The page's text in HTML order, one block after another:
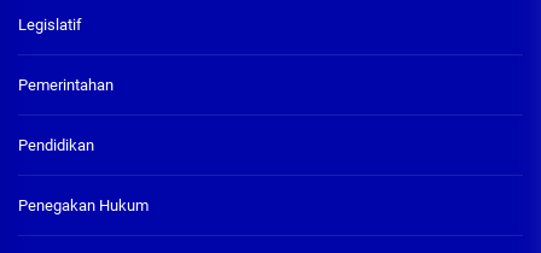
Legislatif
Pemerintahan
Pendidikan
Penegakan Hukum